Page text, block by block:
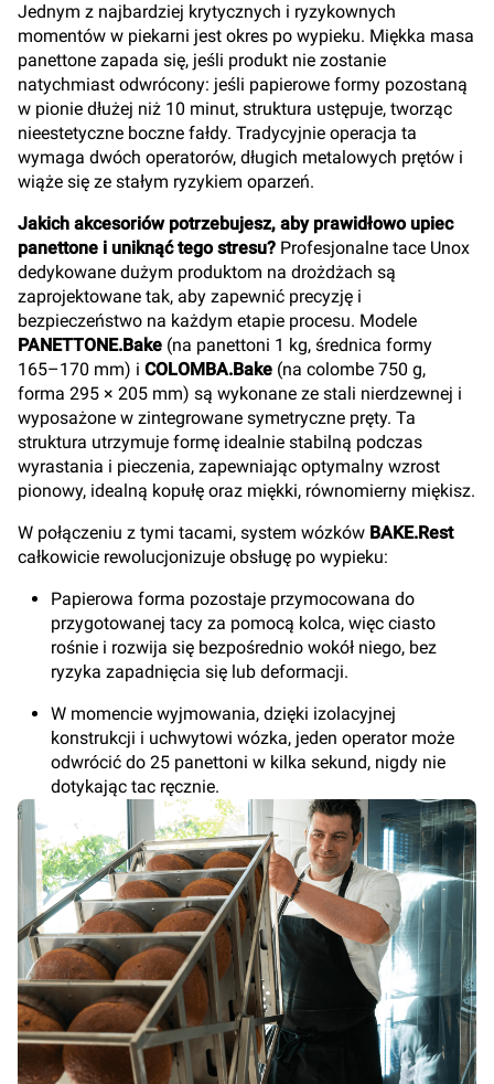
Jednym z najbardziej krytycznych i ryzykownych
momentów w piekarni jest okres po wypieku. Miękka masa
panettone zapada się, jeśli produkt nie zostanie
natychmiast odwrócony: jeśli papierowe formy pozostaną
w pionie dłużej niż 10 minut, struktura ustępuje, tworząc
nieestetyczne boczne fałdy. Tradycyjnie operacja ta
wymaga dwóch operatorów, długich metalowych prętów i
wiąże się ze stałym ryzykiem oparzeń.
Jakich akcesoriów potrzebujesz, aby prawidłowo upiec
panettone i uniknąć tego stresu? Profesjonalne tace Unox
dedykowane dużym produktom na drożdżach są
zaprojektowane tak, aby zapewnić precyzję i
bezpieczeństwo na każdym etapie procesu. Modele
PANETTONE.Bake (na panettoni 1 kg, średnica formy
165–170 mm) i COLOMBA.Bake (na colombe 750 g,
forma 295 × 205 mm) są wykonane ze stali nierdzewnej i
wyposażone w zintegrowane symetryczne pręty. Ta
struktura utrzymuje formę idealnie stabilną podczas
wyrastania i pieczenia, zapewniając optymalny wzrost
pionowy, idealną kopułę oraz miękki, równomierny miękisz.
W połączeniu z tymi tacami, system wózków BAKE.Rest
całkowicie rewolucjonizuje obsługę po wypieku:
Papierowa forma pozostaje przymocowana do
przygotowanej tacy za pomocą kolca, więc ciasto
rośnie i rozwija się bezpośrednio wokół niego, bez
ryzyka zapadnięcia się lub deformacji.
W momencie wyjmowania, dzięki izolacyjnej
konstrukcji i uchwytowi wózka, jeden operator może
odwrócić do 25 panettoni w kilka sekund, nigdy nie
dotykając tac ręcznie.